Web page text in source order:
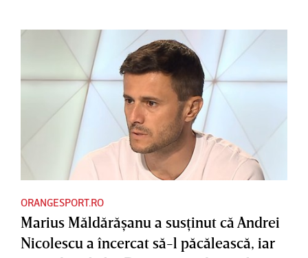
ORANGESPORT.RO
Marius Măldărăşanu a susţinut că Andrei
Nicolescu a încercat să-l păcălească, iar